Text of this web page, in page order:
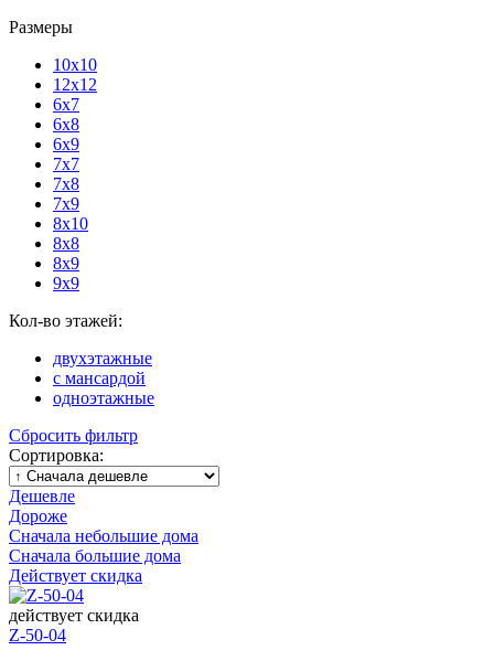
Размеры
10x10
12x12
6x7
6x8
6x9
7x7
7x8
7x9
8x10
8x8
8x9
9x9
Кол-во этажей:
двухэтажные
с мансардой
одноэтажные
Сбросить фильтр
Сортировка:
Дешевле
Дороже
Сначала небольшие дома
Сначала большие дома
Действует скидка
действует скидка
Z-50-04